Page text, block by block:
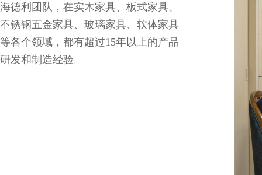
海德利团队，在实木家具、板式家具、
不锈钢五金家具、玻璃家具、软体家具
等各个领域，都有超过15年以上的产品
研发和制造经验。